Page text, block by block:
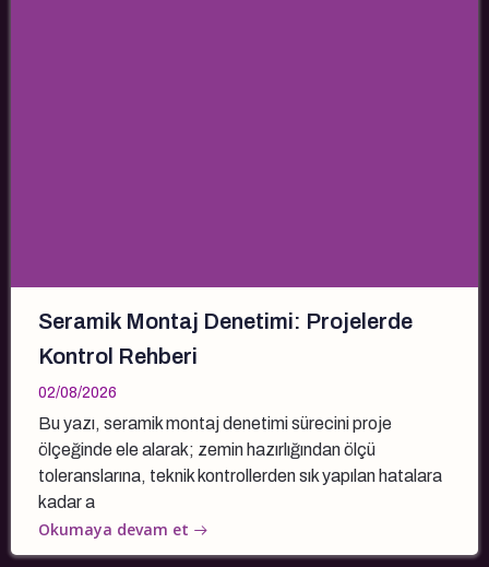
Seramik Montaj Denetimi: Projelerde
Kontrol Rehberi
02/08/2026
Bu yazı, seramik montaj denetimi sürecini proje
ölçeğinde ele alarak; zemin hazırlığından ölçü
toleranslarına, teknik kontrollerden sık yapılan hatalara
kadar a
Okumaya devam et